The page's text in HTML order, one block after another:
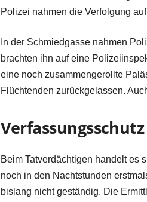
Polizei nahmen die Verfolgung
In der Schmiedgasse nahmen
brachten ihn auf eine
eine noch zusammengerollte
Flüchtenden zurückgelassen.
Beim Tatverdächtigen handelt es
noch in den Nachtstunden
bislang nicht geständig. Die